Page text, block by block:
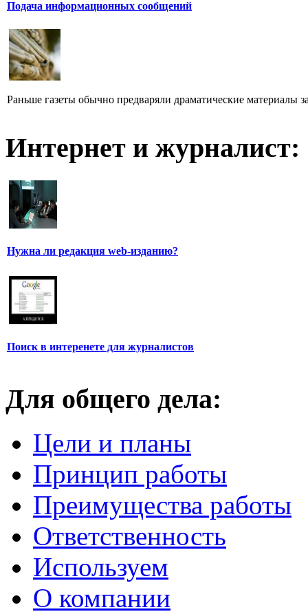
Подача информационных сообщений
Раньше газеты обычно предваряли драматические материалы
Интернет и журналист:
Нужна ли редакция web-изданию?
Поиск в интеренете для журналистов
Для общего дела:
Цели и планы
Принцип работы
Преимущества работы
Ответственность
Используем
О компании